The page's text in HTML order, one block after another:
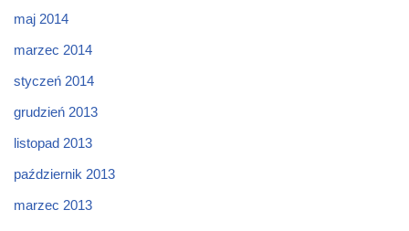
maj 2014
marzec 2014
styczeń 2014
grudzień 2013
listopad 2013
październik 2013
marzec 2013